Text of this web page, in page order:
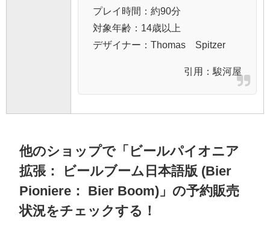
プレイ時間：約90分
対象年齢：14歳以上
デザイナー：Thomas Spitzer
引用： 駿河屋
他のショップで「ビールパイオニア
拡張： ビールブーム日本語版 (Bier
Pioniere： Bier Boom)」の予約販売
状況をチェックする！